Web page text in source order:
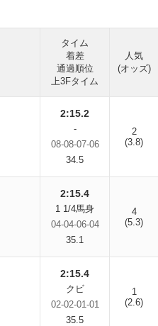
タイム
着差
通過順位
上3Fタイム
人気
(オッズ)
2:15.2
-
08-08-07-06
34.5
2
(3.8)
2:15.4
1 1/4馬身
04-04-06-04
35.1
4
(5.3)
2:15.4
クビ
02-02-01-01
35.5
1
(2.6)